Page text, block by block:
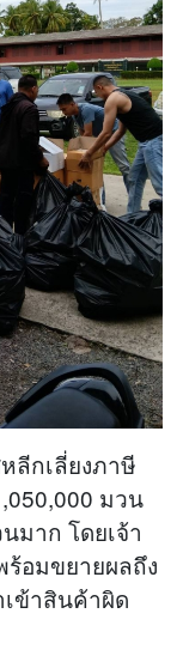
ลีกเลี่ยงภาษี
มวน
มาก โดยเจ้า
อมขยายผลถึง
ข้าสินค้าผิด